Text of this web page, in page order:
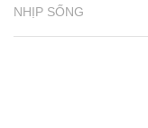
NHỊP SỐNG